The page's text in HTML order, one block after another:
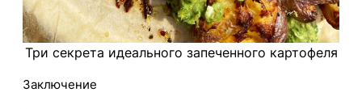
Три секрета идеального запеченного картофеля
Заключение